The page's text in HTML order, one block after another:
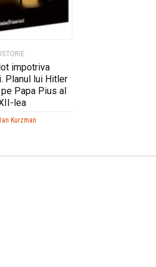
ISTORIE
impotriva
Planul lui Hitler
Papa Pius al
lea
Kurzman